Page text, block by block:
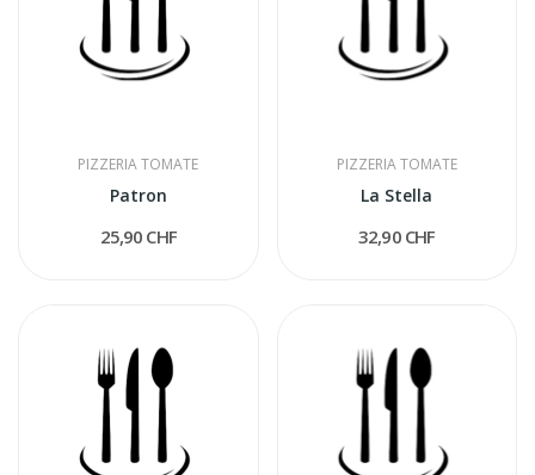
PIZZERIA TOMATE
Patron
25,90 CHF
PIZZERIA TOMATE
La Stella
32,90 CHF